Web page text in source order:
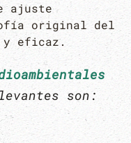
ajuste
original del
y eficaz.
son: